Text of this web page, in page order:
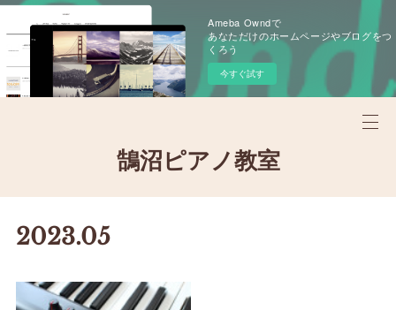
Ameba Owndで
あなただけのホームページやブログをつ
くろう
今すぐ試す
鵠沼ピアノ教室
2023.05